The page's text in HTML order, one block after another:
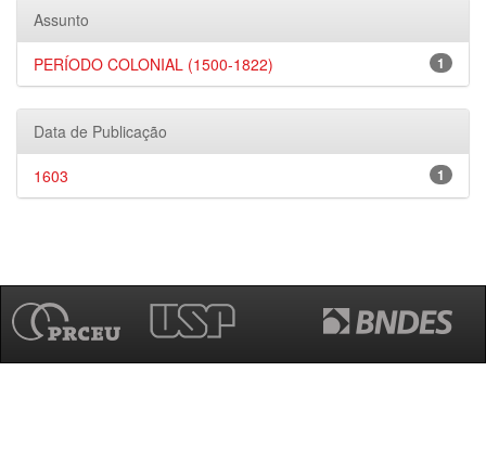
Assunto
1
PERÍODO COLONIAL (1500-1822)
Data de Publicação
1
1603